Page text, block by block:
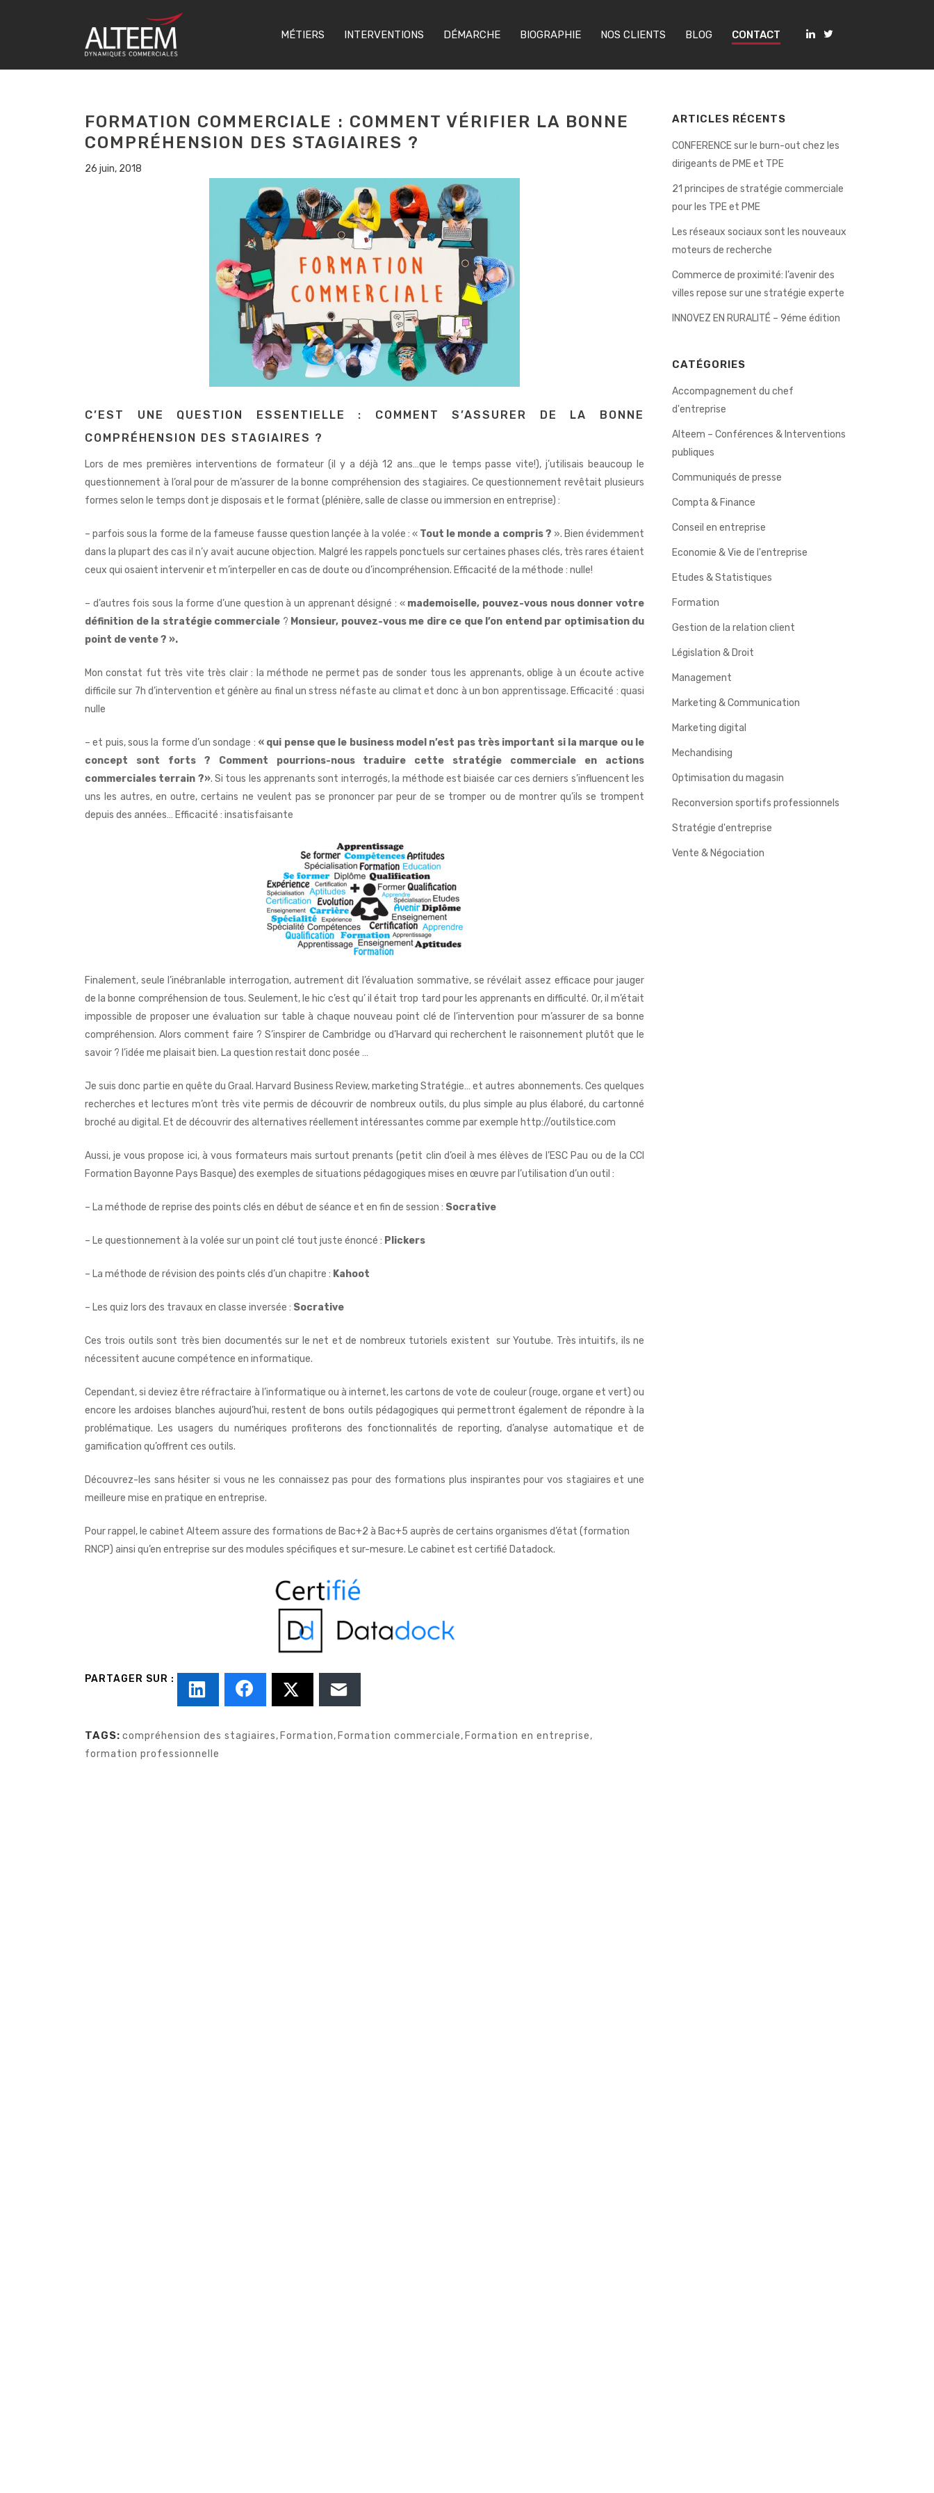
MÉTIERS INTERVENTIONS DÉMARCHE BIOGRAPHIE NOS CLIENTS BLOG CONTACT
FORMATION COMMERCIALE : COMMENT VÉRIFIER LA BONNE
COMPRÉHENSION DES STAGIAIRES ?
26 juin, 2018
C’EST UNE QUESTION ESSENTIELLE : COMMENT S’ASSURER DE LA BONNE
COMPRÉHENSION DES STAGIAIRES ?
Lors de mes premières interventions de formateur (il y a déjà 12 ans…que le temps passe vite!), j’utilisais beaucoup le
questionnement à l’oral pour de m’assurer de la bonne compréhension des stagiaires. Ce questionnement revêtait plusieurs
formes selon le temps dont je disposais et le format (plénière, salle de classe ou immersion en entreprise) :
– parfois sous la forme de la fameuse fausse question lançée à la volée : « Tout le monde a compris ? ». Bien évidemment
dans la plupart des cas il n’y avait aucune objection. Malgré les rappels ponctuels sur certaines phases clés, très rares étaient
ceux qui osaient intervenir et m’interpeller en cas de doute ou d’incompréhension. Efficacité de la méthode : nulle!
– d’autres fois sous la forme d’une question à un apprenant désigné : « mademoiselle, pouvez-vous nous donner votre
définition de la stratégie commerciale ? Monsieur, pouvez-vous me dire ce que l’on entend par optimisation du
point de vente ? ».
Mon constat fut très vite très clair : la méthode ne permet pas de sonder tous les apprenants, oblige à un écoute active
difficile sur 7h d’intervention et génère au final un stress néfaste au climat et donc à un bon apprentissage. Efficacité : quasi
nulle
– et puis, sous la forme d’un sondage : « qui pense que le business model n’est pas très important si la marque ou le
concept
sont forts ? Comment pourrions-nous traduire cette stratégie commerciale en actions
commerciales terrain ?». Si tous les apprenants sont interrogés, la méthode est biaisée car ces derniers s’influencent les
uns les autres, en outre, certains ne veulent pas se prononcer par peur de se tromper ou de montrer qu’ils se trompent
depuis des années… Efficacité : insatisfaisante
Finalement, seule l’inébranlable interrogation, autrement dit l’évaluation sommative, se révélait assez efficace pour jauger
de la bonne compréhension de tous. Seulement, le hic c’est qu’ il était trop tard pour les apprenants en difficulté. Or, il m’était
impossible de proposer une évaluation sur table à chaque nouveau point clé de l’intervention pour m’assurer de sa bonne
compréhension. Alors comment faire ? S’inspirer de Cambridge ou d’Harvard qui recherchent le raisonnement plutôt que le
savoir ? l’idée me plaisait bien. La question restait donc posée …
Je suis donc partie en quête du Graal. Harvard Business Review, marketing Stratégie… et autres abonnements. Ces quelques
recherches et lectures m’ont très vite permis de découvrir de nombreux outils, du plus simple au plus élaboré, du cartonné
broché au digital. Et de découvrir des alternatives réellement intéressantes comme par exemple http://outilstice.com
Aussi, je vous propose ici, à vous formateurs mais surtout prenants (petit clin d’oeil à mes élèves de l’ESC Pau ou de laCCI
Formation Bayonne Pays Basque) des exemples de situations pédagogiques mises en œuvre par l’utilisation d’un outil :
– La méthode de reprise des points clés en début de séance et en fin de session : Socrative
– Le questionnement à la volée sur un point clé tout juste énoncé : Plickers
– La méthode de révision des points clés d’un chapitre : Kahoot
– Les quiz lors des travaux en classe inversée : Socrative
Ces trois outils sont très bien documentés sur le net et de nombreux tutoriels existent sur Youtube. Très intuitifs, ils ne
nécessitent aucune compétence en informatique.
Cependant, si deviez être réfractaire à l’informatique ou à internet, les cartons de vote de couleur (rouge, organe et vert) ou
encore les ardoises blanches aujourd’hui, restent de bons outils pédagogiques qui permettront également de répondre à la
problématique. Les usagers du numériques profiterons des fonctionnalités de reporting, d’analyse automatique et de
gamification qu’offrent ces outils.
Découvrez-les sans hésiter si vous ne les connaissez pas pour des formations plus inspirantes pour vos stagiaires et une
meilleure mise en pratique en entreprise.
Pour rappel, le cabinet Alteem assure des formations de Bac+2 à Bac+5 auprès de certains organismes d’état (formation
RNCP) ainsi qu’en entreprise sur des modules spécifiques et sur-mesure. Le cabinet est certifié Datadock.
TAGS: compréhension des stagiaires, Formation, Formation commerciale, Formation en entreprise,
formation professionnelle
ARTICLES RÉCENTS
CONFERENCE sur le burn-out chez les
dirigeants de PME et TPE
21 principes de stratégie commerciale
pour les TPE et PME
Les réseaux sociaux sont les nouveaux
moteurs de recherche
Commerce de proximité: l’avenir des
villes repose sur une stratégie experte
INNOVEZ EN RURALITÉ – 9éme édition
CATÉGORIES
Accompagnement du chef
d'entreprise
Alteem – Conférences & Interventions
publiques
Communiqués de presse
Compta & Finance
Conseil en entreprise
Economie & Vie de l'entreprise
Etudes & Statistiques
Formation
Gestion de la relation client
Législation & Droit
Management
Marketing & Communication
Marketing digital
Mechandising
Optimisation du magasin
Reconversion sportifs professionnels
Stratégie d'entreprise
Vente & Négociation